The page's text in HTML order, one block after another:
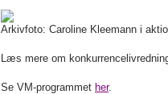
Arkivfoto: Caroline Kleemann i
Læs mere om
Se VM-programmet her.